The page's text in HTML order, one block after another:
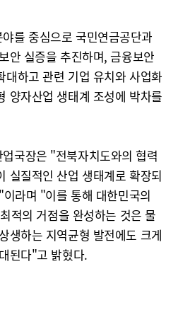
를 중심으로 국민연금공단과
안 실증을 추진하며, 금융보안
대하고 관련 기업 유치와 사업화
양자산업 생태계 조성에 박차를
국장은 "전북자치도와의 협력
실질적인 산업 생태계로 확장되
라며 "이를 통해 대한민국의
적의 거점을 완성하는 것은 물
생하는 지역균형 발전에도 크게
된다"고 밝혔다.